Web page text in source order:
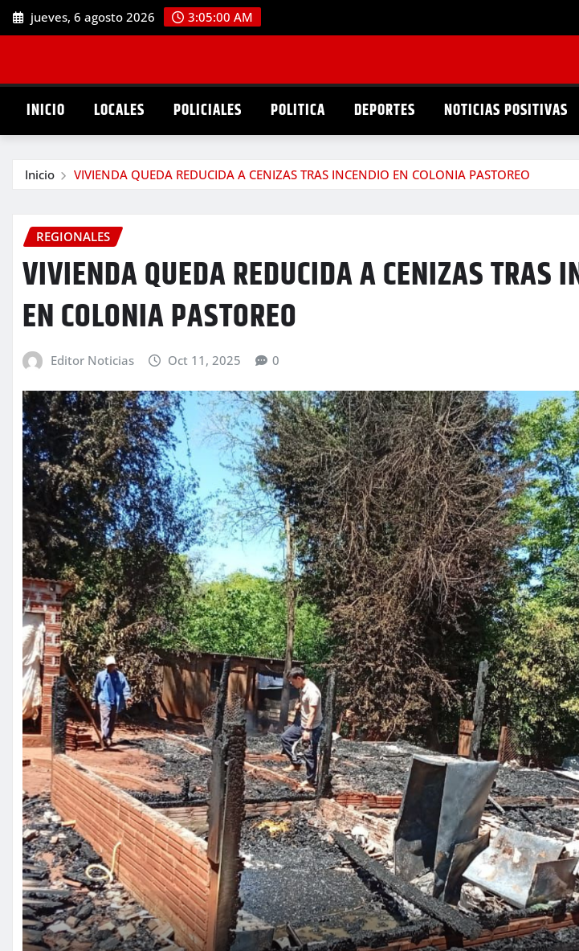
Saltar
al
jueves, 6 agosto 2026 3:05:01 AM
INICIO LOCALES POLICIALES POLITICA DEPORTES NOTICIAS POSITIVAS
Inicio VIVIENDA QUEDA REDUCIDA A CENIZAS TRAS INCENDIO EN COLONIA PASTOREO
REGIONALES
VIVIENDA QUEDA REDUCIDA A CENIZAS TRAS
EN COLONIA PASTOREO
Editor Noticias Oct 11, 2025 0